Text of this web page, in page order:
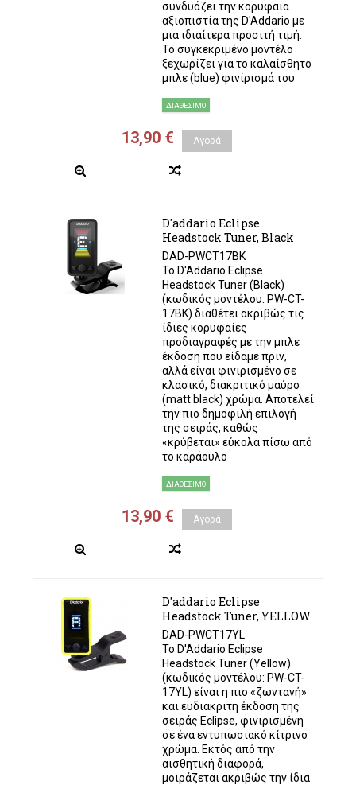
συνδυάζει την κορυφαία
αξιοπιστία της D'Addario με
μια ιδιαίτερα προσιτή τιμή.
Το συγκεκριμένο μοντέλο
ξεχωρίζει για το καλαίσθητο
μπλε (blue) φινίρισμά του
ΔΙΑΘΈΣΙΜΟ
13,90 € Αγορά
D'addario Eclipse
Headstock Tuner, Black
DAD-PWCT17BK
Το D'Addario Eclipse
Headstock Tuner (Black)
(κωδικός μοντέλου: PW-CT-
17BK) διαθέτει ακριβώς τις
ίδιες κορυφαίες
προδιαγραφές με την μπλε
έκδοση που είδαμε πριν,
αλλά είναι φινιρισμένο σε
κλασικό, διακριτικό μαύρο
(matt black) χρώμα. Αποτελεί
την πιο δημοφιλή επιλογή
της σειράς, καθώς
«κρύβεται» εύκολα πίσω από
το καράουλο
ΔΙΑΘΈΣΙΜΟ
13,90 € Αγορά
D'addario Eclipse
Headstock Tuner, YELLOW
DAD-PWCT17YL
Το D'Addario Eclipse
Headstock Tuner (Yellow)
(κωδικός μοντέλου: PW-CT-
17YL) είναι η πιο «ζωντανή»
και ευδιάκριτη έκδοση της
σειράς Eclipse, φινιρισμένη
σε ένα εντυπωσιακό κίτρινο
χρώμα. Εκτός από την
αισθητική διαφορά,
μοιράζεται ακριβώς την ίδια